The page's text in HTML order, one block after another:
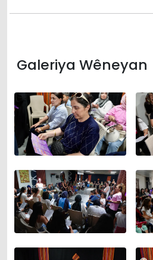
Galeriya Wêneyan